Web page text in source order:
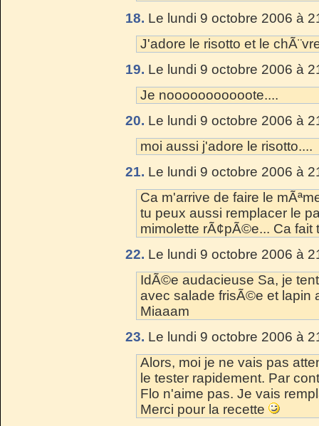
18. Le lundi 9 octobre 2006 à
J'adore le risotto et le
19. Le lundi 9 octobre 2006 à
Je nooooooooooote....
20. Le lundi 9 octobre 2006 à
moi aussi j'adore le risotto....
21. Le lundi 9 octobre 2006 à
Ca m'arrive de faire le
tu peux aussi remplacer le
mimolette rÃ¢pÃ©e... Ca fait
22. Le lundi 9 octobre 2006 à
IdÃ©e audacieuse Sa, je
avec salade frisÃ©e et lapin
Miaaam
23. Le lundi 9 octobre 2006 à
Alors, moi je ne vais pas
le tester rapidement. Par
Flo n'aime pas. Je vais
Merci pour la recette